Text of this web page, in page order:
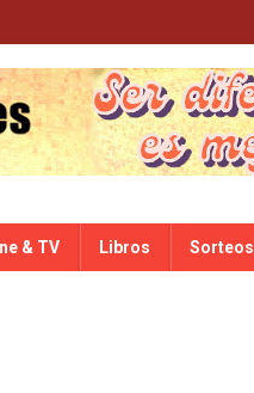
& TV Libros Sorteos